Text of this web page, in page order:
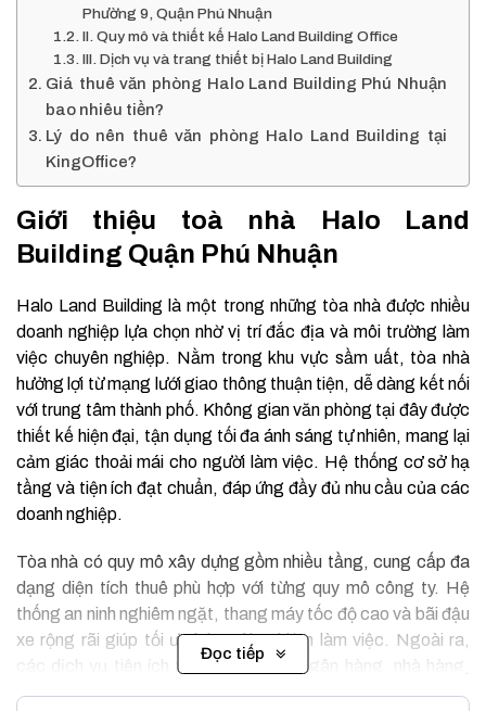
Phường 9, Quận Phú Nhuận
II. Quy mô và thiết kế Halo Land Building Office
III. Dịch vụ và trang thiết bị Halo Land Building
Giá thuê văn phòng Halo Land Building Phú Nhuận
bao nhiêu tiền?
Lý do nên thuê văn phòng Halo Land Building tại
KingOffice?
Giới thiệu toà nhà Halo Land
Building Quận Phú Nhuận
Halo Land Building là một trong những tòa nhà được nhiều
doanh nghiệp lựa chọn nhờ vị trí đắc địa và môi trường làm
việc chuyên nghiệp. Nằm trong khu vực sầm uất, tòa nhà
hưởng lợi từ mạng lưới giao thông thuận tiện, dễ dàng kết nối
với trung tâm thành phố. Không gian văn phòng tại đây được
thiết kế hiện đại, tận dụng tối đa ánh sáng tự nhiên, mang lại
cảm giác thoải mái cho người làm việc. Hệ thống cơ sở hạ
tầng và tiện ích đạt chuẩn, đáp ứng đầy đủ nhu cầu của các
doanh nghiệp.
Tòa nhà có quy mô xây dựng gồm nhiều tầng, cung cấp đa
dạng diện tích thuê phù hợp với từng quy mô công ty. Hệ
thống an ninh nghiêm ngặt, thang máy tốc độ cao và bãi đậu
xe rộng rãi giúp tối ưu hóa trải nghiệm làm việc. Ngoài ra,
các dịch vụ tiện ích xung quanh như ngân hàng, nhà hàng,
quán cà phê và trung tâm thương mại tạo điều kiện thuận lợi
Đọc tiếp